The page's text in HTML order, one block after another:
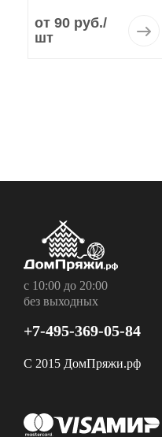
от 90 руб./
шт
с 10:00 до 20:00
без выходных
+7-495-369-05-84
С 2015 ДомПряжи.рф